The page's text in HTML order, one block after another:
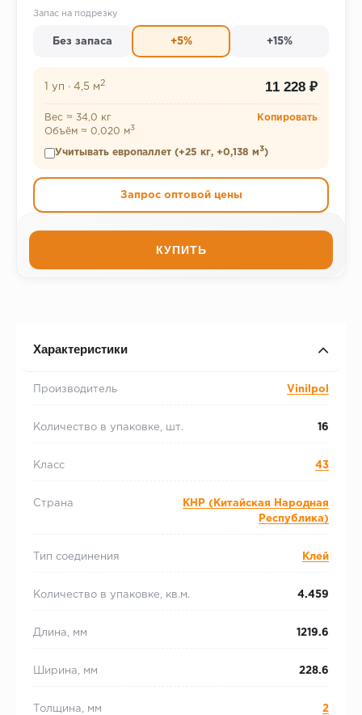
Запас на подрезку
Без запаса +5% +15%
1 уп · 4,5 м 2 11 228 ₽
Вес ≈ 34,0 кг
Объём ≈ 0,020 м3
Копировать
Учитывать европаллет (+25 кг, +0,138 м3)
Запрос оптовой цены
КУПИТЬ
Характеристики
Производитель Vinilpol
Количество в упаковке, шт. 16
Класс 43
Страна
КНР (Китайская Народная
Республика)
Тип соединения Клей
Количество в упаковке, кв.м. 4.459
Длина, мм 1219.6
Ширина, мм 228.6
Толщина, мм 2